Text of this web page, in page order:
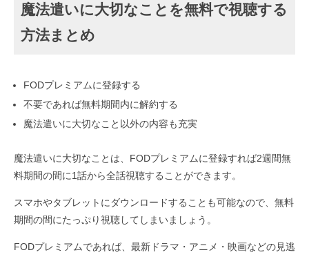
魔法遣いに大切なことを無料で視聴する
方法まとめ
FODプレミアムに登録する
不要であれば無料期間内に解約する
魔法遣いに大切なこと以外の内容も充実
魔法遣いに大切なことは、FODプレミアムに登録すれば2週間無
料期間の間に1話から全話視聴することができます。
スマホやタブレットにダウンロードすることも可能なので、無料
期間の間にたっぷり視聴してしまいましょう。
FODプレミアムであれば、最新ドラマ・アニメ・映画などの見逃